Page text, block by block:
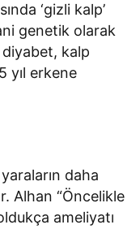
‘gizli kalp’
genetik olarak
diyabet, kalp
yıl erkene
daha
Alhan “Öncelikle
ameliyatı